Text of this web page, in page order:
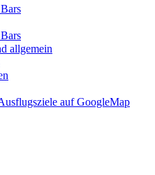
allgemein
auf GoogleMap